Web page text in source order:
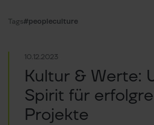
Tags#peopleculture
10.12.2023
Kultur & Werte:
Spirit für
Projekte